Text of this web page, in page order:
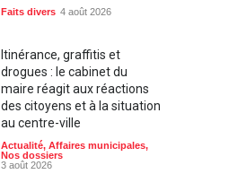
Faits divers 4 août 2026
Itinérance, graffitis et
drogues : le cabinet du
maire réagit aux réactions
des citoyens et à la situation
au centre-ville
Actualité, Affaires municipales,
Nos dossiers
3 août 2026